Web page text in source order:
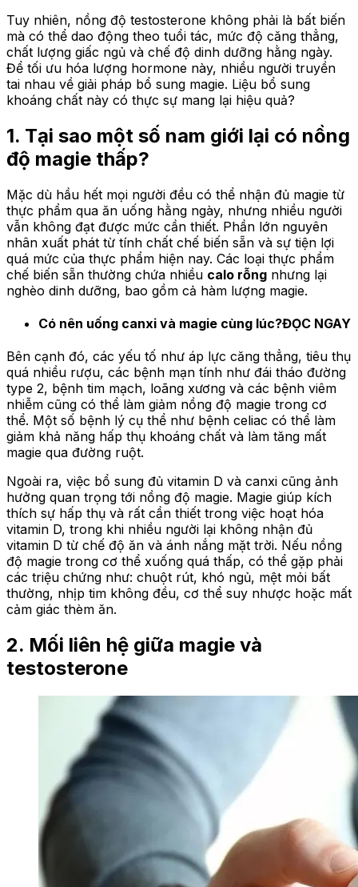
Tuy nhiên, nồng độ testosterone không phải là bất biến
mà có thể dao động theo tuổi tác, mức độ căng thẳng,
chất lượng giấc ngủ và chế độ dinh dưỡng hằng ngày.
Để tối ưu hóa lượng hormone này, nhiều người truyền
tai nhau về giải pháp bổ sung magie. Liệu bổ sung
khoáng chất này có thực sự mang lại hiệu quả?
1. Tại sao một số nam giới lại có nồng
độ magie thấp?
Mặc dù hầu hết mọi người đều có thể nhận đủ magie từ
thực phẩm qua ăn uống hằng ngày, nhưng nhiều người
vẫn không đạt được mức cần thiết. Phần lớn nguyên
nhân xuất phát từ tính chất chế biến sẵn và sự tiện lợi
quá mức của thực phẩm hiện nay. Các loại thực phẩm
chế biến sẵn thường chứa nhiều calo rỗng nhưng lại
nghèo dinh dưỡng, bao gồm cả hàm lượng magie.
Có nên uống canxi và magie cùng lúc?ĐỌC NGAY
Bên cạnh đó, các yếu tố như áp lực căng thẳng, tiêu thụ
quá nhiều rượu, các bệnh mạn tính như đái tháo đường
type 2, bệnh tim mạch, loãng xương và các bệnh viêm
nhiễm cũng có thể làm giảm nồng độ magie trong cơ
thể. Một số bệnh lý cụ thể như bệnh celiac có thể làm
giảm khả năng hấp thụ khoáng chất và làm tăng mất
magie qua đường ruột.
Ngoài ra, việc bổ sung đủ vitamin D và canxi cũng ảnh
hưởng quan trọng tới nồng độ magie. Magie giúp kích
thích sự hấp thụ và rất cần thiết trong việc hoạt hóa
vitamin D, trong khi nhiều người lại không nhận đủ
vitamin D từ chế độ ăn và ánh nắng mặt trời. Nếu nồng
độ magie trong cơ thể xuống quá thấp, có thể gặp phải
các triệu chứng như: chuột rút, khó ngủ, mệt mỏi bất
thường, nhịp tim không đều, cơ thể suy nhược hoặc mất
cảm giác thèm ăn.
2. Mối liên hệ giữa magie và
testosterone